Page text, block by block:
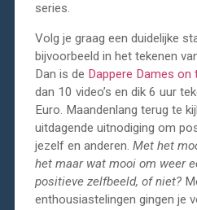
series.
Volg je graag een duidelijke
bijvoorbeeld in het tekenen
Dan is de Dappere Dames on
dan 10 video’s en dik 6 uur
Euro. Maandenlang terug te
uitdagende uitnodiging om
jezelf en anderen. Met het
het maar wat mooi om weer
positieve zelfbeeld, of niet?
enthousiastelingen gingen je